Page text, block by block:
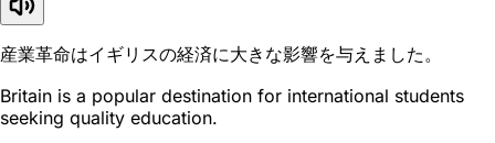
産業革命はイギリスの経済に大きな影響を与えました。
Britain is a popular destination for international students
seeking quality education.